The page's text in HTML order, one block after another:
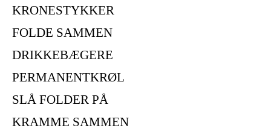
KRONESTYKKER
FOLDE SAMMEN
DRIKKEBÆGERE
PERMANENTKRØL
SLÅ FOLDER PÅ
KRAMME SAMMEN